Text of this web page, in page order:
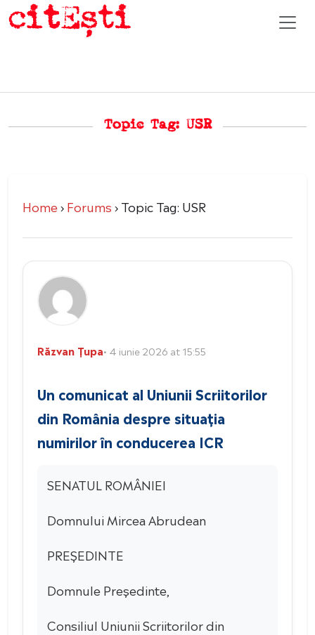
Topic Tag: USR
Home›Forums›Topic Tag: USR
Răzvan Țupa• 4 iunie 2026 at 15:55
Un comunicat al Uniunii Scriitorilor
din România despre situația
numirilor în conducerea ICR
SENATUL ROMÂNIEI
Domnului Mircea Abrudean
PREȘEDINTE
Domnule Președinte,
Consiliul Uniunii Scriitorilor din